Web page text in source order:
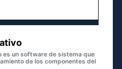
es un software de sistema que
de los componentes del